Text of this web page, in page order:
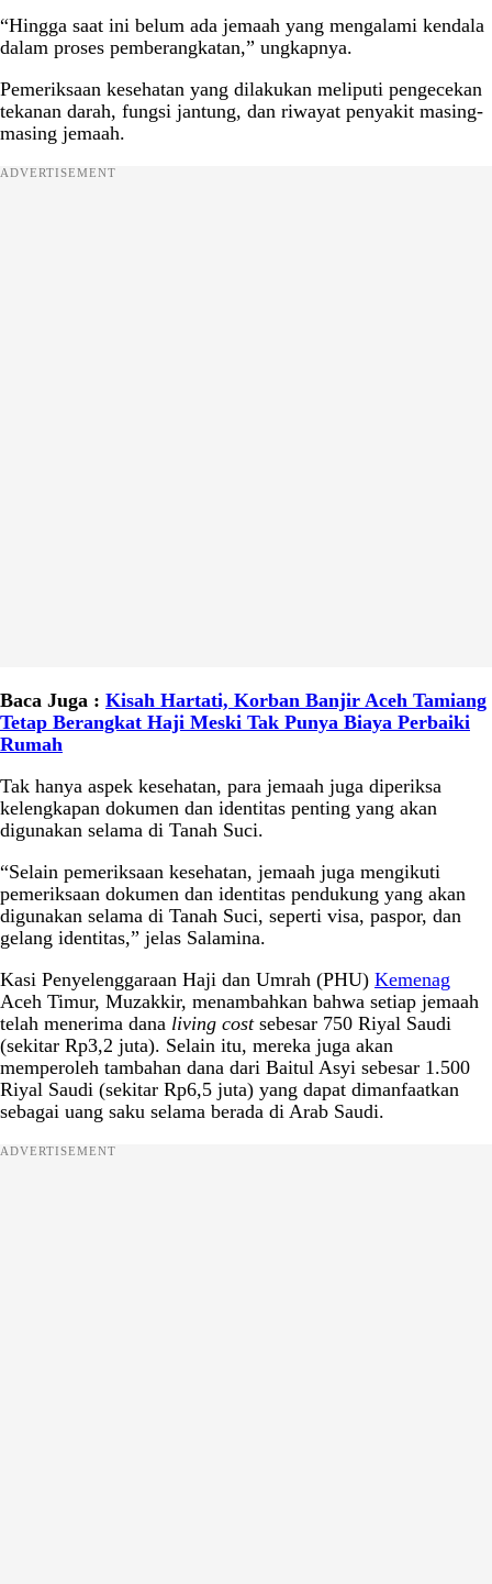
“Hingga saat ini belum ada jemaah yang mengalami kendala
dalam proses pemberangkatan,” ungkapnya.
Pemeriksaan kesehatan yang dilakukan meliputi pengecekan
tekanan darah, fungsi jantung, dan riwayat penyakit masing-
masing jemaah.
ADVERTISEMENT
Baca Juga : Kisah Hartati, Korban Banjir Aceh Tamiang
Tetap Berangkat Haji Meski Tak Punya Biaya Perbaiki
Rumah
Tak hanya aspek kesehatan, para jemaah juga diperiksa
kelengkapan dokumen dan identitas penting yang akan
digunakan selama di Tanah Suci.
“Selain pemeriksaan kesehatan, jemaah juga mengikuti
pemeriksaan dokumen dan identitas pendukung yang akan
digunakan selama di Tanah Suci, seperti visa, paspor, dan
gelang identitas,” jelas Salamina.
Kasi Penyelenggaraan Haji dan Umrah (PHU) Kemenag
Aceh Timur, Muzakkir, menambahkan bahwa setiap jemaah
telah menerima dana living costsebesar 750 Riyal Saudi
(sekitar Rp3,2 juta). Selain itu, mereka juga akan
memperoleh tambahan dana dari Baitul Asyi sebesar 1.500
Riyal Saudi (sekitar Rp6,5 juta) yang dapat dimanfaatkan
sebagai uang saku selama berada di Arab Saudi.
ADVERTISEMENT